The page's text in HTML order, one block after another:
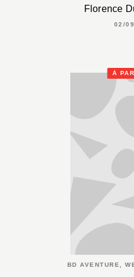
Florence
02/
À
BD AVENTURE,